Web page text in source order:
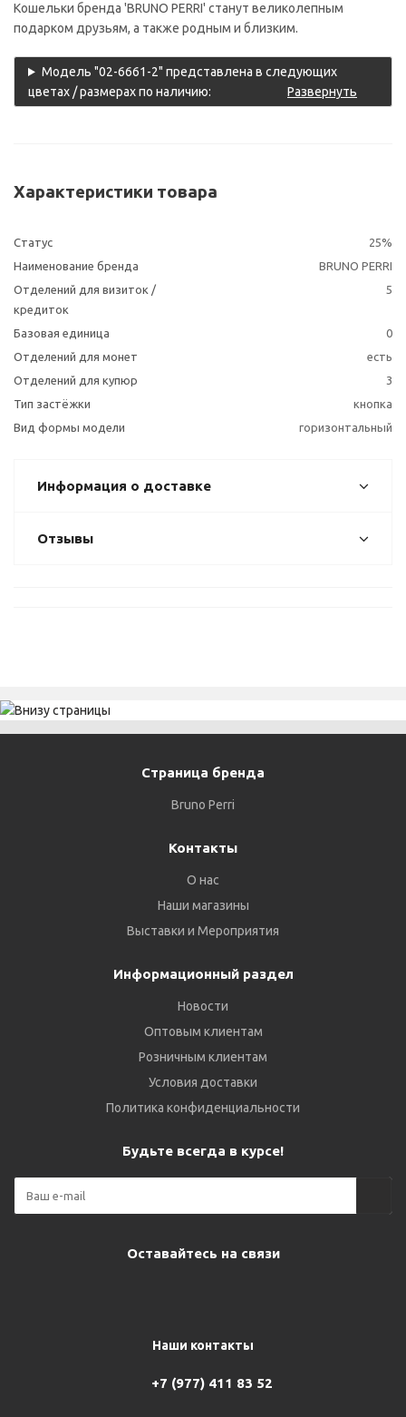
Кошельки бренда 'BRUNO PERRI' станут великолепным
подарком друзьям, а также родным и близким.
Модель "02-6661-2" представлена в следующих
цветах / размерах по наличию:
Развернуть
Характеристики товара
Статус
25%
Наименование бренда
BRUNO PERRI
Отделений для визиток /
кредиток
5
Базовая единица
0
Отделений для монет
есть
Отделений для купюр
3
Тип застёжки
кнопка
Вид формы модели
горизонтальный
Информация о доставке
Отзывы
Страница бренда
Bruno Perri
Контакты
О нас
Наши магазины
Выставки и Мероприятия
Информационный раздел
Новости
Оптовым клиентам
Розничным клиентам
Условия доставки
Политика конфиденциальности
Будьте всегда в курсе!
Оставайтесь на связи
Наши контакты
+7 (977) 411 83 52